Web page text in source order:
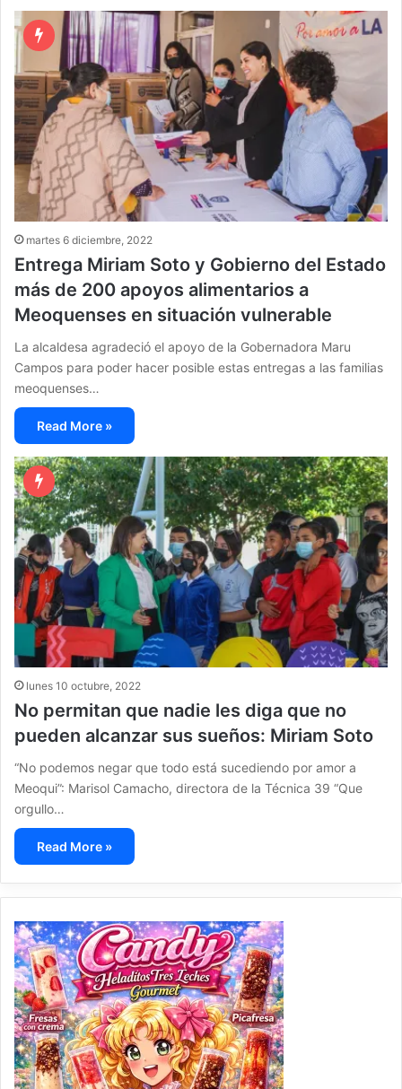
martes 6 diciembre, 2022
Entrega Miriam Soto y Gobierno del Estado
más de 200 apoyos alimentarios a
Meoquenses en situación vulnerable
La alcaldesa agradeció el apoyo de la Gobernadora Maru
Campos para poder hacer posible estas entregas a las familias
meoquenses…
Read More »
lunes 10 octubre, 2022
No permitan que nadie les diga que no
pueden alcanzar sus sueños: Miriam Soto
“No podemos negar que todo está sucediendo por amor a
Meoqui”: Marisol Camacho, directora de la Técnica 39 “Que
orgullo…
Read More »